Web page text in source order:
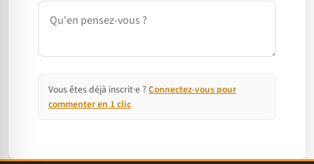
Commentaire
Vous êtes déjà inscrit·e ? Connectez-vous pour
commenter en 1 clic